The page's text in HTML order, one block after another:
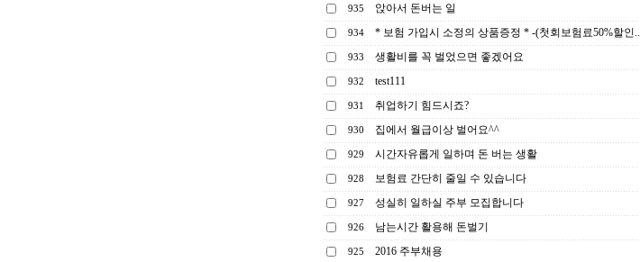
935 앉아서 돈버는 일
934 * 보험 가입시 소정의 상품증정 * -(첫회보험료50%할인..
933 생활비를 꼭 벌었으면 좋겠어요
932 test111
931 취업하기 힘드시죠?
930 집에서 월급이상 벌어요^^
929 시간자유롭게 일하며 돈 버는 생활
928 보험료 간단히 줄일 수 있습니다
927 성실히 일하실 주부 모집합니다
926 남는시간 활용해 돈벌기
925 2016 주부채용